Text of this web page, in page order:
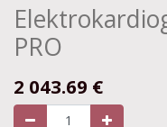
PRO
2 043.69 €